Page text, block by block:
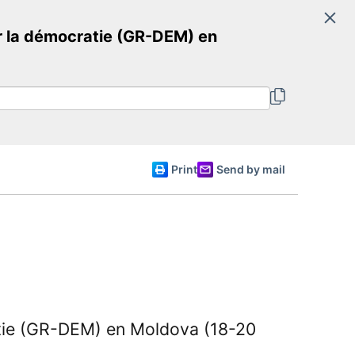
English
démocratie (GR-DEM) en
Print Send by mail
(GR-DEM) en Moldova (18-20